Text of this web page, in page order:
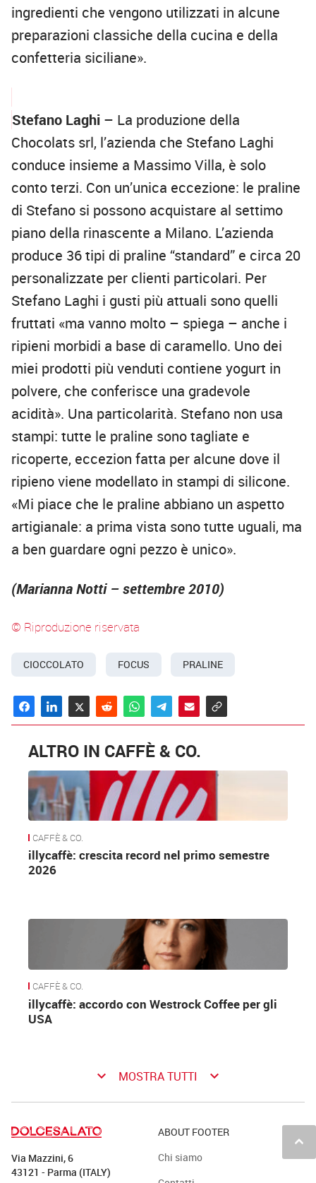
ingredienti che vengono utilizzati in alcune
preparazioni classiche della cucina e della
confetteria siciliane».
Stefano Laghi – La produzione della
Chocolats srl, l’azienda che Stefano Laghi
conduce insieme a Massimo Villa, è solo
conto terzi. Con un’unica eccezione: le praline
di Stefano si possono acquistare al settimo
piano della rinascente a Milano. L’azienda
produce 36 tipi di praline “standard” e circa 20
personalizzate per clienti particolari. Per
Stefano Laghi i gusti più attuali sono quelli
fruttati «ma vanno molto – spiega – anche i
ripieni morbidi a base di caramello. Uno dei
miei prodotti più venduti contiene yogurt in
polvere, che conferisce una gradevole
acidità». Una particolarità. Stefano non usa
stampi: tutte le praline sono tagliate e
ricoperte, eccezion fatta per alcune dove il
ripieno viene modellato in stampi di silicone.
«Mi piace che le praline abbiano un aspetto
artigianale: a prima vista sono tutte uguali, ma
a ben guardare ogni pezzo è unico».
(Marianna Notti – settembre 2010)
© Riproduzione riservata
CIOCCOLATO FOCUS PRALINE
ALTRO IN CAFFÈ & CO.
CAFFÈ & CO.
illycaffè: crescita record nel primo semestre
2026
CAFFÈ & CO.
illycaffè: accordo con Westrock Coffee per gli
USA
keyboard_arrow_down MOSTRA TUTTI keyboard_arrow_down
keyboard_arrow_up
Via Mazzini, 6
43121 - Parma (ITALY)
ABOUT FOOTER
Chi siamo